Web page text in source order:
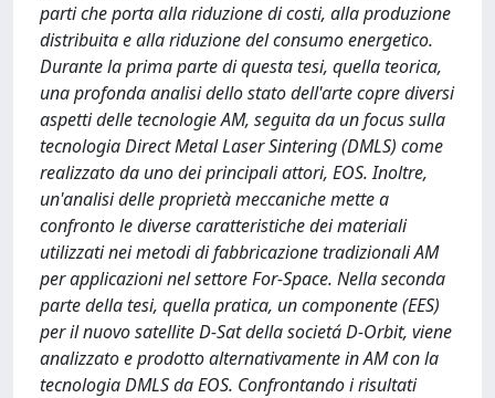
parti che porta alla riduzione di costi, alla produzione
distribuita e alla riduzione del consumo energetico.
Durante la prima parte di questa tesi, quella teorica,
una profonda analisi dello stato dell'arte copre diversi
aspetti delle tecnologie AM, seguita da un focus sulla
tecnologia Direct Metal Laser Sintering (DMLS) come
realizzato da uno dei principali attori, EOS. Inoltre,
un'analisi delle proprietà meccaniche mette a
confronto le diverse caratteristiche dei materiali
utilizzati nei metodi di fabbricazione tradizionali AM
per applicazioni nel settore For-Space. Nella seconda
parte della tesi, quella pratica, un componente (EES)
per il nuovo satellite D-Sat della societá D-Orbit, viene
analizzato e prodotto alternativamente in AM con la
tecnologia DMLS da EOS. Confrontando i risultati